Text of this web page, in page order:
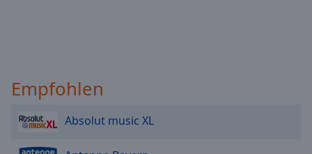
Empfohlen
Absolut music XL